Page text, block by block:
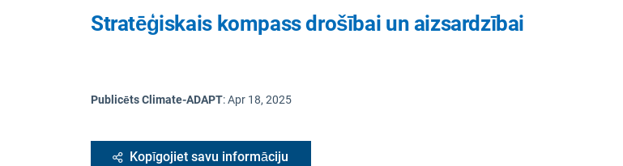
Stratēģiskais kompass drošībai un aizsardzībai
Publicēts Climate-ADAPT:Apr 18, 2025
Kopīgojiet savu informāciju